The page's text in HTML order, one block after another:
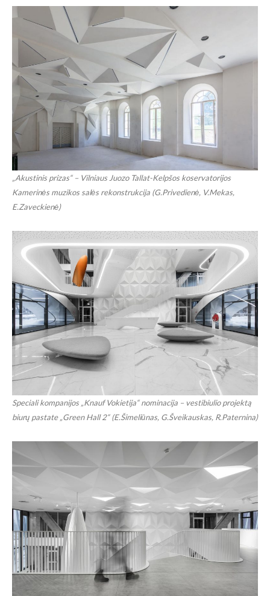
„Akustinis prizas“ – Vilniaus Juozo Tallat-Kelpšos koservatorijos
Kamerinės muzikos salės rekonstrukcija (G.Privedienė, V.Mekas,
E.Zaveckienė)
Speciali kompanijos „Knauf Vokietija“ nominacija – vestibiulio projektą
biurų pastate „Green Hall 2“ (E.Šimeliūnas, G.Šveikauskas, R.Paternina)